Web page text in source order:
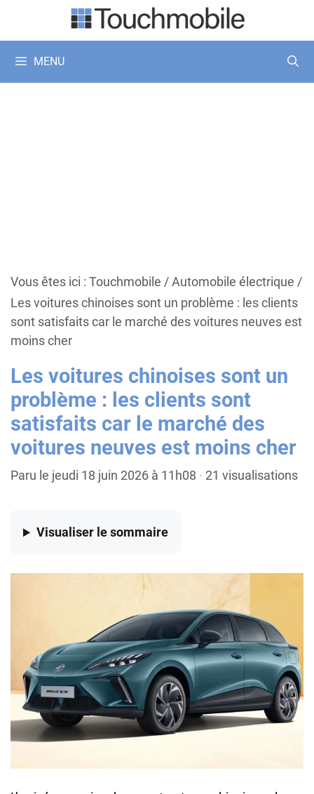
MENU
Vous êtes ici : Touchmobile /Automobile électrique /
Les voitures chinoises sont un problème : les clients
sont satisfaits car le marché des voitures neuves est
moins cher
Les voitures chinoises sont un
problème : les clients sont
satisfaits car le marché des
voitures neuves est moins cher
Paru le jeudi 18 juin 2026 à 11h08 · 21 visualisations
Visualiser le sommaire